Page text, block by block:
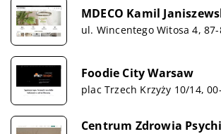
MDECO Kamil
ul. Wincentego Witosa 4, 87-
Foodie City Warsaw
plac Trzech Krzyży 10/14,
Centrum Zdrowia